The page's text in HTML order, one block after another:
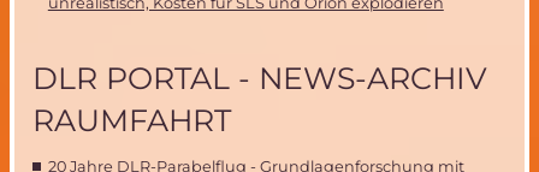
DLR PORTAL - NEWS-ARCHIV
RAUMFAHRT
20 Jahre DLR-Parabelflug - Grundlagenforschung mit